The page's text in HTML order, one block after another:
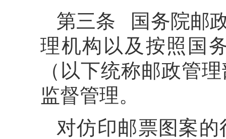
第三条 国务院邮
理机构以及按照国
（以下统称邮政管
监督管理。
对仿印邮票图案